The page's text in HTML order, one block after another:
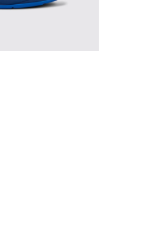
Sandalias de PET reciclado azules
008 - Sandalias azules y amarillas